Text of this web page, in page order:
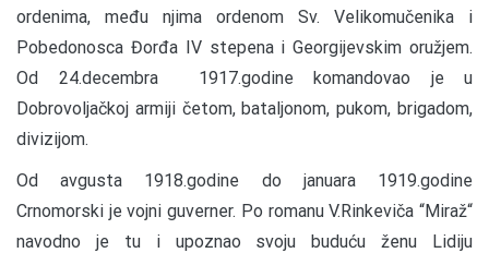
ordenima, među njima ordenom Sv. Velikomučenika i
Pobedonosca Đorđa IV stepena i Georgijevskim oružjem.
Od 24.decembra 1917.godine komandovao je u
Dobrovoljačkoj armiji četom, bataljonom, pukom, brigadom,
divizijom.
Od avgusta 1918.godine do januara 1919.godine
Crnomorski je vojni guverner. Po romanu V.Rinkeviča “Miraž“
navodno je tu i upoznao svoju buduću ženu Lidiju